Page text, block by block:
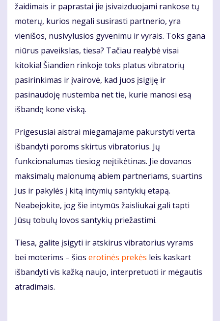
žaidimais ir paprastai jie įsivaizduojami rankose tų
moterų, kurios negali susirasti partnerio, yra
vienišos, nusivylusios gyvenimu ir vyrais. Toks gana
niūrus paveikslas, tiesa? Tačiau realybė visai
kitokia! Šiandien rinkoje toks platus vibratorių
pasirinkimas ir įvairovė, kad juos įsigiję ir
pasinaudoję nustemba net tie, kurie manosi esą
išbandę kone viską.
Prigesusiai aistrai miegamajame pakurstyti verta
išbandyti poroms skirtus vibratorius. Jų
funkcionalumas tiesiog neįtikėtinas. Jie dovanos
maksimalų malonumą abiem partneriams, suartins
Jus ir pakylės į kitą intymių santykių etapą.
Neabejokite, jog šie intymūs žaisliukai gali tapti
Jūsų tobulų lovos santykių priežastimi.
Tiesa, galite įsigyti ir atskirus vibratorius vyrams
bei moterims – šios erotinės prekės leis kaskart
išbandyti vis kažką naujo, interpretuoti ir mėgautis
atradimais.